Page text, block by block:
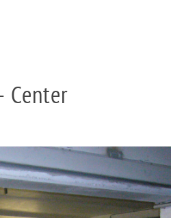
Center